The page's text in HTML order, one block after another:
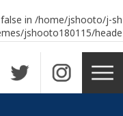
in /home/jshooto/j-sh
jshooto180115/heade